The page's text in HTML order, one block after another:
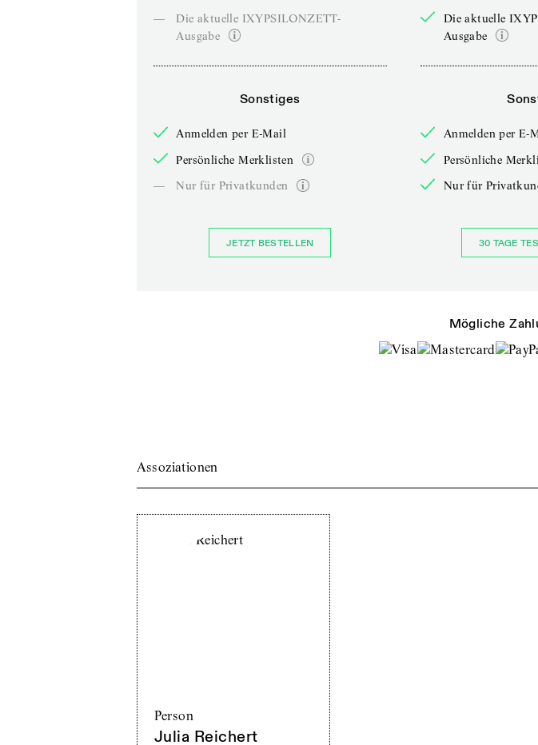
—
Die aktuelle IXYPSILONZETT-
Ausgabe
Sonstiges
Anmelden per E-Mail
Persönliche Merklisten
—
Nur für Privatkunden
JETZT BESTELLEN
Die aktuelle
Ausgabe
Anmelden per E-
Persönliche
Nur für
30 TAGE
Mögliche
Assoziationen
Person
Julia Reichert